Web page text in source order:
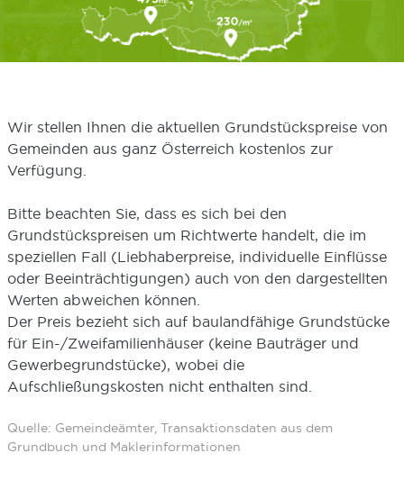
Wir stellen Ihnen die aktuellen Grundstückspreise von
Gemeinden aus ganz Österreich kostenlos zur
Verfügung.
Bitte beachten Sie, dass es sich bei den
Grundstückspreisen um Richtwerte handelt, die im
speziellen Fall (Liebhaberpreise, individuelle Einflüsse
oder Beeinträchtigungen) auch von den dargestellten
Werten abweichen können.
Der Preis bezieht sich auf baulandfähige Grundstücke
für Ein-/Zweifamilienhäuser (keine Bauträger und
Gewerbegrundstücke), wobei die
Aufschließungskosten nicht enthalten sind.
Quelle: Gemeindeämter, Transaktionsdaten aus dem
Grundbuch und Maklerinformationen